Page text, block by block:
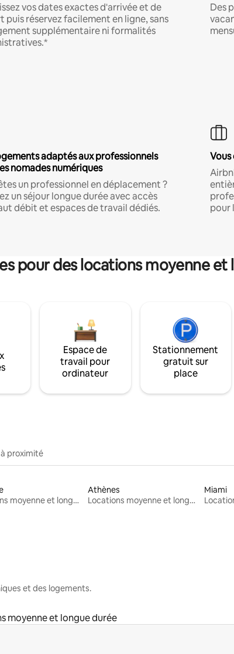
vos dates exactes d'arrivée et de
puis réservez facilement en ligne, sans
supplémentaire ni formalités
Des
adaptés aux professionnels
nomades numériques
un professionnel en déplacement ?
un séjour longue durée avec accès
débit et espaces de travail dédiés.
Vous
pour
pour des locations moyenne et
Espace de
travail pour
ordinateur
Stationnement
gratuit sur
place
proximité
Locations moyenne et longue durée
Athènes
Locations moyenne et longue durée
Miami
et des logements.
moyenne et longue durée